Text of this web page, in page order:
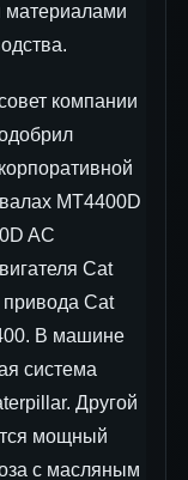
материалами
компании
MT4400D
AC
Cat
Cat
В машине
система
Другой
мощный
с масляным